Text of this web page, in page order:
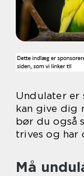
Undulater er
kan give dig
bør du også
trives og har
Må